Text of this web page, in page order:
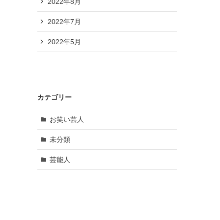
2022年7月
2022年5月
カテゴリー
お笑い芸人
未分類
芸能人